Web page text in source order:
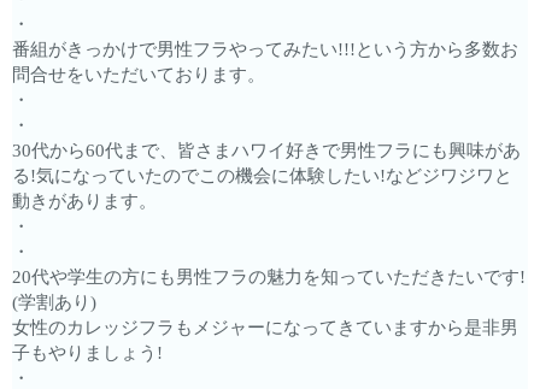
・
番組がきっかけで男性フラやってみたい!!!という方から多数お
問合せをいただいております。
・
・
30代から60代まで、皆さまハワイ好きで男性フラにも興味があ
る!気になっていたのでこの機会に体験したい!などジワジワと
動きがあります。
・
・
20代や学生の方にも男性フラの魅力を知っていただきたいです!
(学割あり)
女性のカレッジフラもメジャーになってきていますから是非男
子もやりましょう!
・